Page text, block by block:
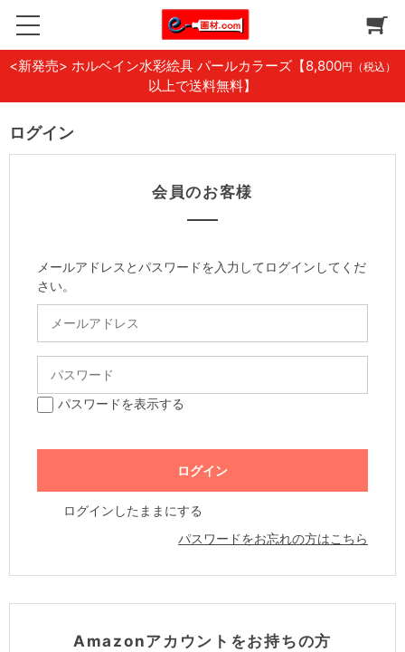
<新発売> ホルベイン水彩絵具 パールカラーズ 【8,800円（税込）
以上で送料無料】
ログイン
会員のお客様
メールアドレスとパスワードを入力してログインしてくだ
さい。
パスワードを表示する
ログインしたままにする
パスワードをお忘れの方はこちら
Amazonアカウントをお持ちの方